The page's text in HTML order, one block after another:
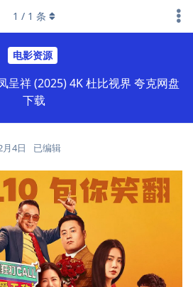
电影资源
呈祥 (2025) 4K 杜比视界 夸克网盘
下载
1 / 1 条
4日 已编辑